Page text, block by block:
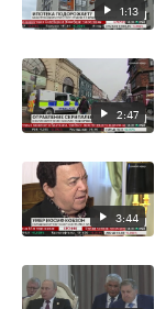
1:13
2:47
3:44